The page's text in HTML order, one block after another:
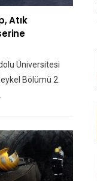
Atık
Üniversitesi
Bölümü 2.